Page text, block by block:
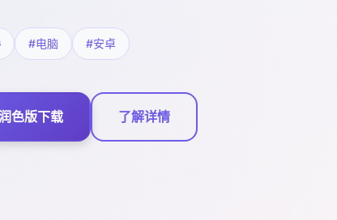
#电脑 #安卓
色版下载 了解详情